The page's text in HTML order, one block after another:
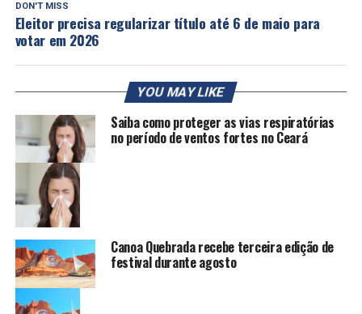
DON'T MISS
Eleitor precisa regularizar título até 6 de maio para
votar em 2026
YOU MAY LIKE
Saiba como proteger as vias respiratórias
no período de ventos fortes no Ceará
Canoa Quebrada recebe terceira edição de
festival durante agosto